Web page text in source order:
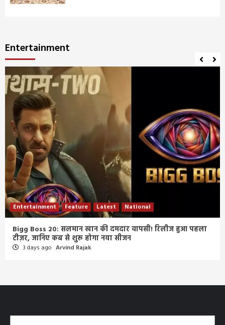
Entertainment
Entertainment Feature Latest National
Bigg Boss 20: सलमान खान की दमदार वापसी! रिलीज हुआ पहला
टीज़र, जानिए कब से शुरू होगा नया सीजन
3 days ago Arvind Rajak